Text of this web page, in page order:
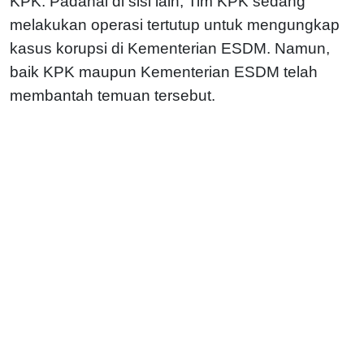
melakukan operasi tertutup untuk mengungkap
kasus korupsi di Kementerian ESDM. Namun,
baik KPK maupun Kementerian ESDM telah
membantah temuan tersebut.